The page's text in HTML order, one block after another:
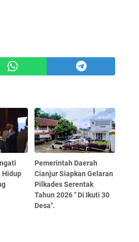
Hidup
Pemerintah Daerah
Cianjur Siapkan Gelaran
Pilkades Serentak
Tahun 2026 " Di Ikuti 30
Desa".